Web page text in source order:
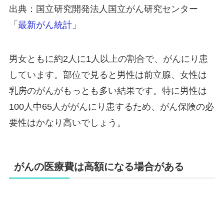
出典：国立研究開発法人国立がん研究センター
「 最新がん統計」
男女ともに約2人に1人以上の割合で、がんにり患
しています。部位で見ると男性は前立腺、女性は
乳房のがんがもっとも多い結果です。特に男性は
100人中65人ががんにり患するため、がん保険の必
要性はかなり高いでしょう。
がんの医療費は高額になる場合がある